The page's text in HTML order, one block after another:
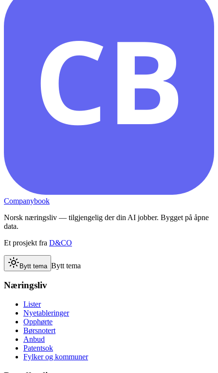
CB
Companybook
Norsk næringsliv — tilgjengelig der din AI jobber. Bygget på åpne
data.
Et prosjekt fra D&CO
Bytt tema Bytt tema
Næringsliv
Lister
Nyetableringer
Opphørte
Børsnotert
Anbud
Patentsok
Fylker og kommuner